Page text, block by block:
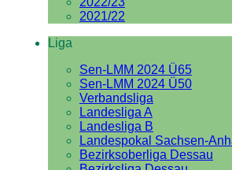
2021/22
Liga
Sen-LMM 2024 Ü65
Sen-LMM 2024 Ü50
Verbandsliga
Landesliga A
Landesliga B
Landespokal Sachsen-
Bezirksoberliga Dessau